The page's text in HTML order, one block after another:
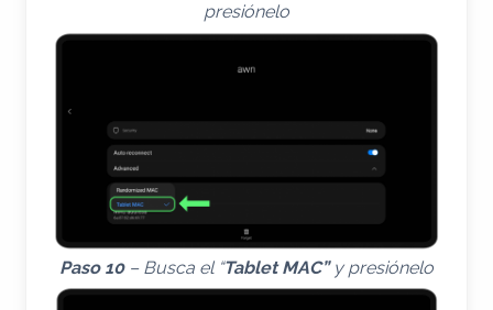
presiónelo
Paso 10– Busca el “Tablet MAC”y presiónelo